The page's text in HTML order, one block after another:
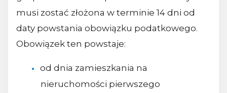
musi zostać złożona w terminie 14 dni od
daty powstania obowiązku podatkowego.
Obowiązek ten powstaje:
od dnia zamieszkania na
nieruchomości pierwszego